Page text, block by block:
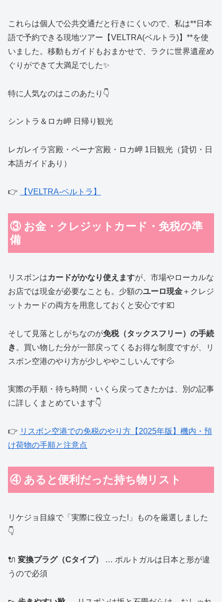
これらは個人で公共交通だと行きにくいので、私は**日本
語で予約できる現地ツアー【VELTRA(ベルトラ)】**を使
いました。移動もガイドもおまかせで、ラクに世界遺産め
ぐりができて大満足でした✨
特に人気なのはこのあたり👇
シントラ＆ロカ岬 日帰り観光
レガレイラ宮殿・ペーナ宮殿・ロカ岬 1日観光（貸切・日
本語ガイドあり）
👉 【VELTRA-ベルトラ】
③ お金・クレジットカード・免税の準
備
リスボンはカードがかなり使えますが、市場やローカルな
お店では現金が必要なことも。少額のユーロ現金 ＋クレジ
ットカードの両方を用意しておくと安心です💶
そして見落としがちなのが免税（タックスフリー）の手続
き 。買い物した分が一部戻ってくるお得な制度ですが、リ
スボン空港のやり方が少しややこしいんです💦
実際の手順・待ち時間・いくら戻ってきたかは、別の記事
に詳しくまとめています👇
👉 リスボン空港での免税のやり方【2025年版】機内・預
け荷物の手順と注意点
④ あると便利だった持ち物リスト
リケジョ目線で「実際に役立った!」ものを厳選しました
👇
🔌 変換プラグ（Cタイプ）
… ポルトガルは日本と形が違
うので必須